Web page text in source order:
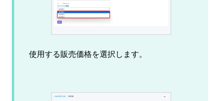
使用する販売価格を選択します。